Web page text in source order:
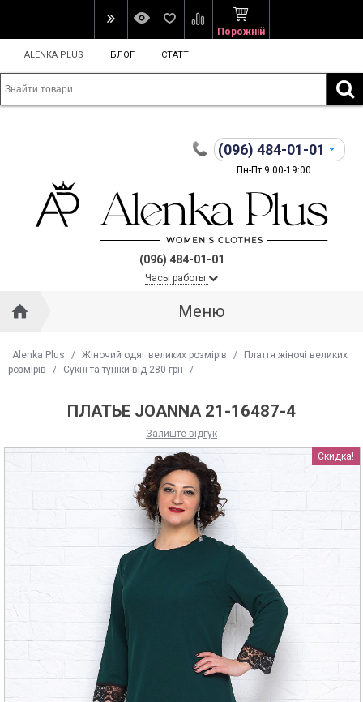
Порожній
ALENKA PLUS БЛОГ СТАТТІ
(096) 484-01-01
Пн-Пт 9:00-19:00
(096) 484-01-01
Часы работы
Меню
Alenka Plus / Жіночий одяг великих розмірів /
Плаття жіночі великих
розмірів
/ Сукні та туніки від 280 грн /
ПЛАТЬЕ JOANNA 21-16487-4
Залиште відгук
Скидка!